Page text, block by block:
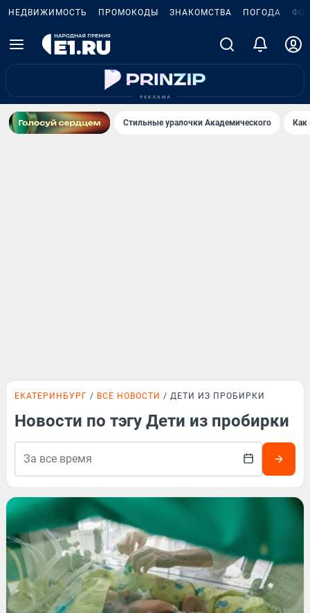
НЕДВИЖИМОСТЬ ПРОМОКОДЫ ЗНАКОМСТВА ПОГОДА
Стильные уралочки Академического
ЕКАТЕРИНБУРГ ВСЕ НОВОСТИ ДЕТИ ИЗ ПРОБИРКИ
Новости по тэгу Дети из пробирки